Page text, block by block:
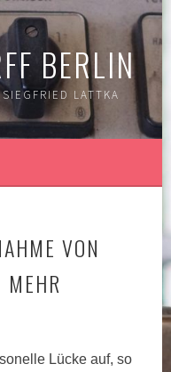
BERLIN
LATTKA
VON
MEHR
Lücke auf, so